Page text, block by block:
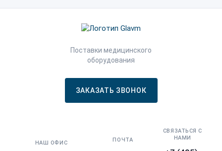
Поставки медицинского
оборудования
ЗАКАЗАТЬ ЗВОНОК
НАШ ОФИС ПОЧТА
СВЯЗАТЬСЯ С
НАМИ